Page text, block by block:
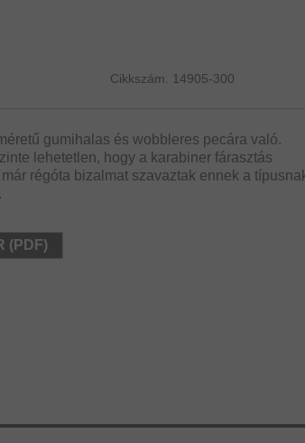
Cikkszám. 14905-300
gumihalas és wobbleres pecára való.
lehetetlen, hogy a karabiner fárasztás
régóta bizalmat szavaztak ennek a
(PDF)